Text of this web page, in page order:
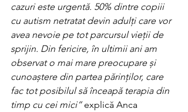
cazuri este urgentă. 50% dintre copiii
cu autism netratat devin adulți care vor
avea nevoie pe tot parcursul vieții de
sprijin. Din fericire, în ultimii ani am
observat o mai mare preocupare și
cunoaștere din partea părinților, care
fac tot posibilul să înceapă terapia din
timp cu cei mici” explică Anca